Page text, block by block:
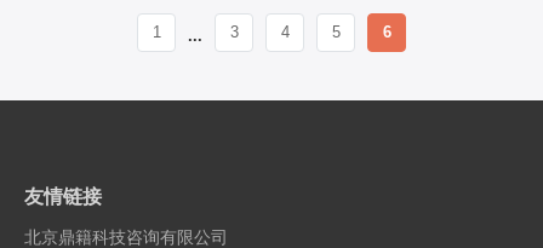
1 ... 3 4 5 6
友情链接
北京鼎籍科技咨询有限公司